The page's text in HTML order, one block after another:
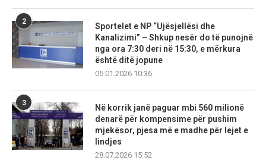
2
Sportelet e NP “Ujësjellësi dhe
Kanalizimi” – Shkup nesër do të punojnë
nga ora 7:30 deri në 15:30, e mërkura
është ditë jopune
05.01.2026 10:36
3
Në korrik janë paguar mbi 560 milionë
denarë për kompensime për pushim
mjekësor, pjesa më e madhe për lejet e
lindjes
28.07.2026 15:52